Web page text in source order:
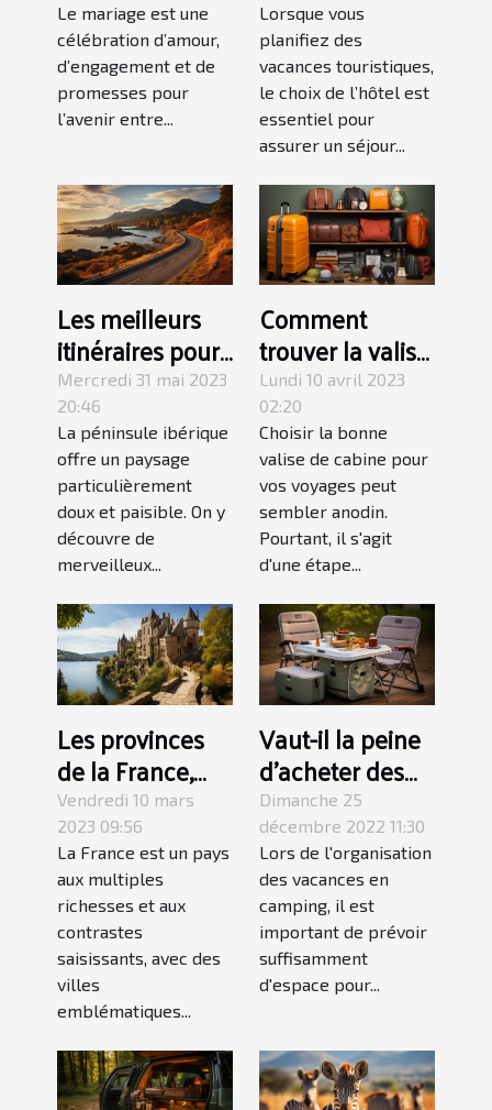
stress
Le mariage est une
célébration d’amour,
d’engagement et de
promesses pour
l’avenir entre...
touristiques ?
Lorsque vous
planifiez des
vacances touristiques,
le choix de l’hôtel est
essentiel pour
assurer un séjour...
Les meilleurs
itinéraires pour
explorer
l'Espagne en
road trip
Mercredi 31 mai 2023
20:46
La péninsule ibérique
offre un paysage
particulièrement
doux et paisible. On y
découvre de
merveilleux...
Comment
trouver la valise
de cabine
parfaite pour
répondre à vos
besoins de
voyage ?
Lundi 10 avril 2023
02:20
Choisir la bonne
valise de cabine pour
vos voyages peut
sembler anodin.
Pourtant, il s'agit
d'une étape...
Les provinces
de la France,
des lieux
magnifiques à
visiter au moins
une fois dans sa
vie
Vendredi 10 mars
2023 09:56
La France est un pays
aux multiples
richesses et aux
contrastes
saisissants, avec des
villes
emblématiques...
Vaut-il la peine
d'acheter des
tables de
camping
pliantes ?
Dimanche 25
décembre 2022 11:30
Lors de l'organisation
des vacances en
camping, il est
important de prévoir
suffisamment
d'espace pour...